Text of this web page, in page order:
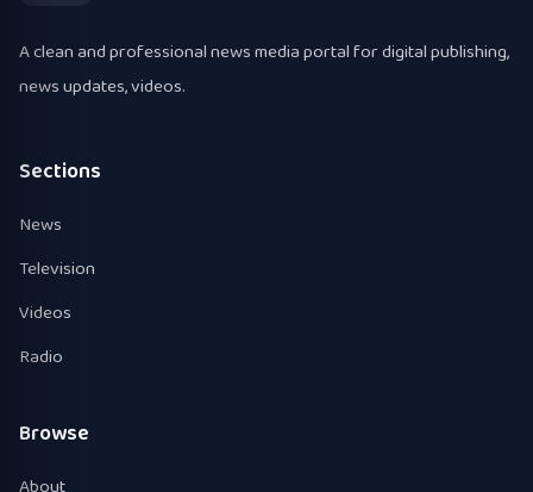
A clean and professional news media portal for digital publishing,
news updates, videos.
Sections
News
Television
Videos
Radio
Browse